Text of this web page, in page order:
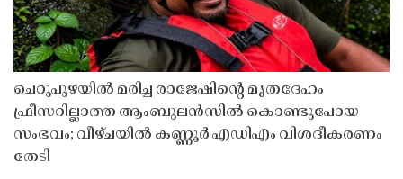
ചെറുപുഴയിൽ മരിച്ച രാജേഷിൻ്റെ മൃതദേഹം
ഫ്രീസറില്ലാത്ത ആംബുലൻസിൽ കൊണ്ടുപോയ
സംഭവം; വീഴ്ചയിൽ കണ്ണൂർ എഡിഎം വിശദീകരണം
തേടി